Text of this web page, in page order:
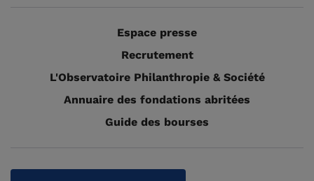
Espace presse
Recrutement
L'Observatoire Philanthropie & Société
Annuaire des fondations abritées
Guide des bourses